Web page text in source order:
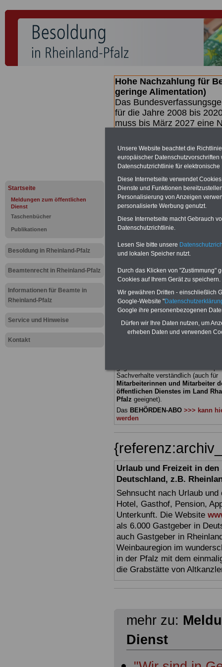
Startseite
Meldungen zum öffentlichen
Dienst
Taschenbücher
Publikationen
Besoldung in Rheinland-Pfalz
Beamtenrecht in Rheinland-Pfalz
Informationen für Beamte in
Rheinland-Pfalz
Service und Hinweise
Kontakt
Hohe Nachzahlung für
geringe Alimentation)
Das
für die Jahre 2008 bis
muss bis März 2027 eine
(Beamte &
geben (Medienberichten
mind.3.000 und 13.000
hierzu eine Broschüre
des Gesetzentwurfs der
(wahrscheinlich im
Broschüre.
Meldung
in Schulen
BEHÖRDEN-ABO
mit 3 Ratgebern
22,50 Euro: Wissenswertes für
Sachverhalte verständlich (auch für
Mitarbeiterinnen und Mitarbeiter
öffentlichen Dienstes im Land
Pfalz geeignet).
Das BEHÖRDEN-ABO >>> kann
werden
Urlaub und Freizeit in
Deutschland, z.B.
Sehnsucht nach Urlaub
Hotel, Gasthof, Pension,
Unterkunft. Die Website
als 6.000 Gastgeber in
auch Gastgeber in
Weinbauregion im
in der Pfalz mit dem
die Grabstätte von
mehr zu:
Dienst
Unsere Website beachtet die
europäischer
Datenschutzrichtlinie für
Diese Internetseite verwendet
Dienste und Funktionen
Personalisierung von Anzeigen
personalisierte Werbung genutzt.
Diese Internetseite macht Gebrauch
Datenschutzrichtlinie.
Lesen Sie bitte unsere
und lokalen Speicher nutzt.
Durch das Klicken von "Zustimmung"
Cookies auf Ihrem Gerät zu speichern.
Wir gewähren Dritten - einschließlich
Google-Website "
Google ihre personenbezogenen
Dürfen wir Ihre Daten nutzen, um
erheben Daten und verwenden